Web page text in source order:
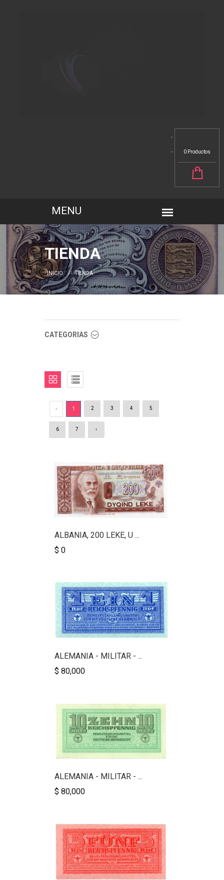
0 Productos
TIENDA
INICIO TIENDA
CATEGORIAS
‹ 1 2 3 4 5
6 7 ›
ALBANIA, 200 LEKE, U ...
$ 0
ALEMANIA - MILITAR - ...
$ 80,000
ALEMANIA - MILITAR - ...
$ 80,000